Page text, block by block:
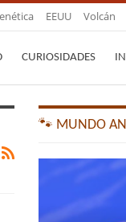
EEUU Volcán
CURIOSIDADES
🐾 MUNDO